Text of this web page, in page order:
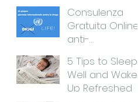
Consulenza
Gratuita Online
anti-
al 27 Giugno
5 Tips to Sleep
Well and Wake
Up Refreshed